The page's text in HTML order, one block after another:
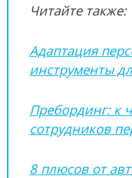
Читайте также:
Адаптация
инструменты
Пребординг: к
сотрудников
8 плюсов от